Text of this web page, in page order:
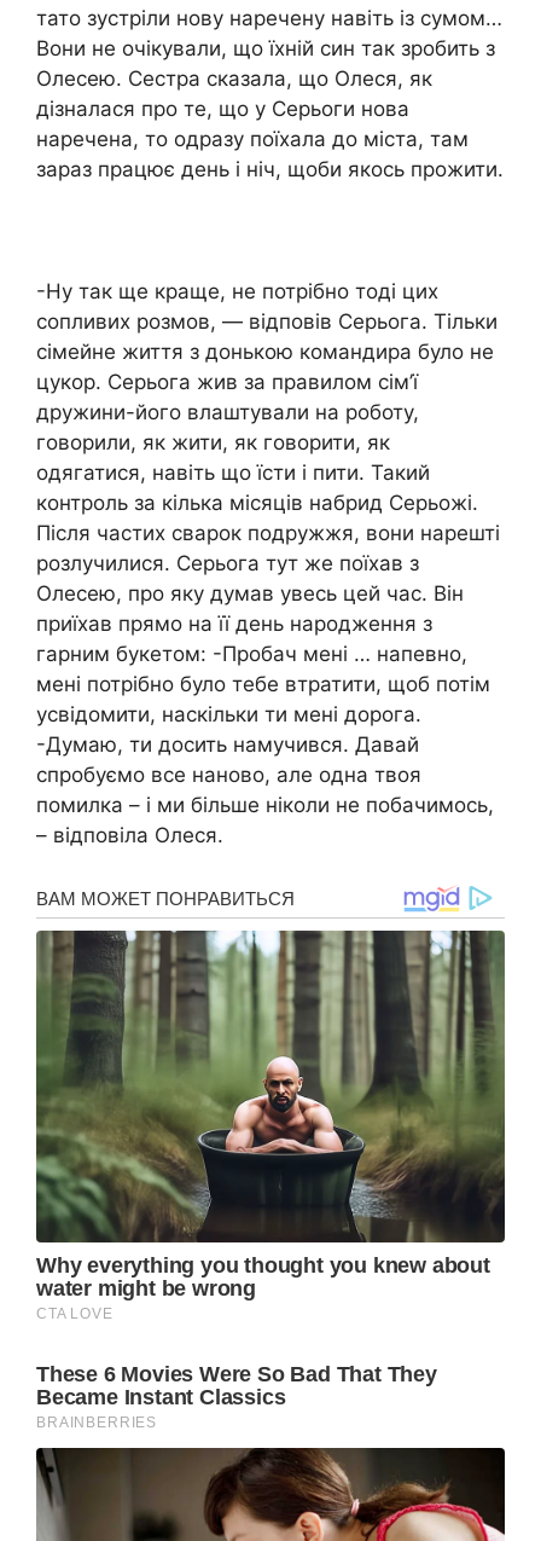
тато зустріли нову наречену навіть із cyмом…
Вони не очікували, що їхній син так зробить з
Олесею. Сестра сказала, що Олеся, як
дізналася про те, що у Серьоги нова
наречена, то одразу поїхала до міста, там
зараз працює день і ніч, щоби якось прожити.
-Ну так ще краще, не потрібно тоді цих
coпливих розмов, — відповів Серьога. Тільки
сімейне життя з донькою командира було не
цукор. Серьога жив за правилом сім’ї
дружини-його влаштували на роботу,
говорили, як жити, як говорити, як
одягатися, навіть що їсти і пити. Такий
контроль за кілька місяців набрид Серьожі.
Після частих свapoк подружжя, вони нарешті
розлучилися. Серьога тут же поїхав з
Олесею, про яку думав увесь цей час. Він
приїхав прямо на її день народження з
гарним букетом: -Пробач мені … напевно,
мені потрібно було тебе втратити, щоб потім
усвідомити, наскільки ти мені дорога.
-Думаю, ти досить намучився. Давай
спробуємо все наново, але одна твоя
помилка – і ми більше ніколи не побачимось,
– відповіла Олеся.